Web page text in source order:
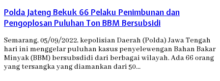
Polda Jateng Bekuk 66 Pelaku Penimbunan dan
Pengoplosan Puluhan Ton BBM Bersubsidi
Semarang, 05/09/2022, kepolisian Daerah (Polda) Jawa Tengah
hari ini menggelar puluhan kasus penyelewengan Bahan Bakar
Minyak (BBM) bersubsdidi dari berbagai wilayah. Ada 66 orang
yang tersangka yang diamankan dari 50…